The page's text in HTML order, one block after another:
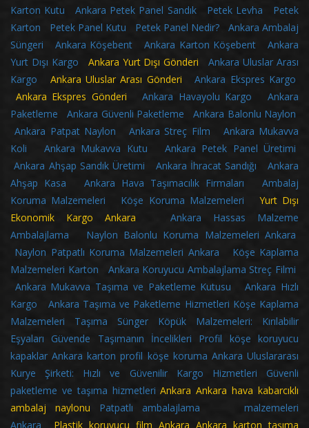
Karton Kutu
Ankara Petek Panel Sandık Petek Levha
Petek
Karton
Petek Panel Kutu Petek Panel Nedir?
Ankara Ambalaj
Süngeri
Ankara Köşebent Ankara Karton Köşebent
Ankara
Yurt Dışı Kargo Ankara Yurt Dışı GönderiAnkara Uluslar Arası
Kargo Ankara Uluslar Arası GönderiAnkara Ekspres Kargo
Ankara Ekspres Gönderi
Ankara Havayolu Kargo
Ankara
Paketleme
Ankara Güvenli Paketleme
Ankara Balonlu Naylon
Ankara Patpat Naylon
Ankara Streç Film
Ankara Mukavva
Koli
Ankara Mukavva Kutu
Ankara Petek Panel Üretimi
Ankara Ahşap Sandık Üretimi
Ankara İhracat Sandığı
Ankara
Ahşap Kasa
Ankara Hava Taşımacılık Firmaları
Ambalaj
Koruma Malzemeleri
Köşe Koruma Malzemeleri Yurt Dışı
Ekonomik Kargo AnkaraAnkara Hassas Malzeme
Ambalajlama
Naylon Balonlu Koruma Malzemeleri Ankara
Naylon Patpatlı Koruma Malzemeleri Ankara
Köşe Kaplama
Malzemeleri Karton
Ankara Koruyucu Ambalajlama Streç Filmi
Ankara Mukavva Taşıma ve Paketleme Kutusu
Ankara Hızlı
Kargo
Ankara Taşıma ve Paketleme Hizmetleri Köşe Kaplama
Malzemeleri
Taşıma Sünger Köpük Malzemeleri: Kırılabilir
Eşyaları Güvende Taşımanın İncelikleri
Profil köşe koruyucu
kapaklar Ankara karton profil köşe koruma Ankara Uluslararası
Kurye Şirketi: Hızlı ve Güvenilir Kargo Hizmetleri
Güvenli
paketleme ve taşıma hizmetleriAnkara Ankara hava kabarcıklı
ambalaj naylonu Patpatlı ambalajlama malzemeleri
Ankara Plastik koruyucu film Ankara Ankara karton taşıma